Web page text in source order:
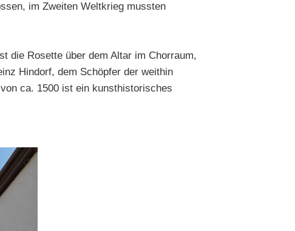
im Zweiten Weltkrieg mussten
die Rosette über dem Altar im Chorraum,
Hindorf, dem Schöpfer der weithin
ca. 1500 ist ein kunsthistorisches